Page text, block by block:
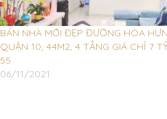
BÁN NHÀ MỚI ĐẸP ĐƯỜNG HÒA
QUẬN 10, 44M2, 4 TẦNG GIÁ CHỈ 7
55
06/11/2021